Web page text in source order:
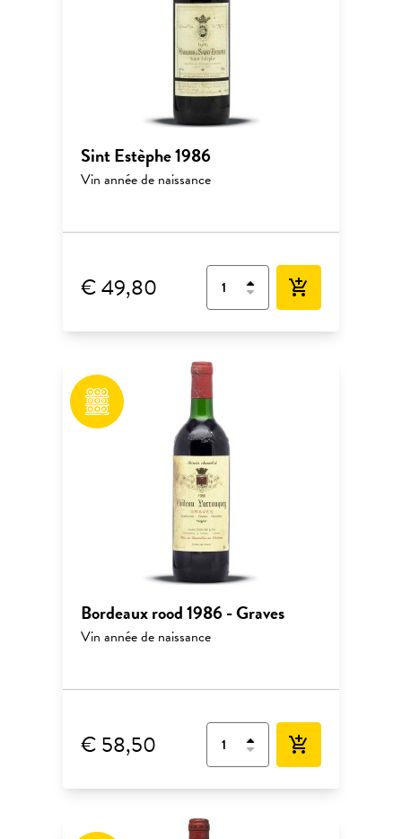
Sint Estèphe 1986
Vin année de naissance
€ 49,80 add_shopping_cart
Bordeaux rood 1986 - Graves
Vin année de naissance
€ 58,50 add_shopping_cart